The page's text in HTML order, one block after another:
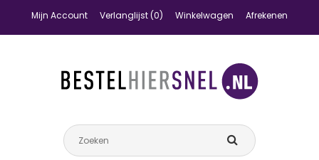
Mijn Account Verlanglijst (0) Winkelwagen Afrekenen